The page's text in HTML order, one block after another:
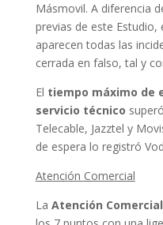
Másmovil. A diferencia
previas de este Estudio,
aparecen todas las
cerrada en falso, tal y
El tiempo máximo de
servicio técnico
Telecable, Jazztel y
de espera lo registró
Atención Comercial
La Atención Comercial